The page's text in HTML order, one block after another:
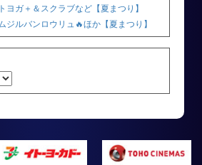
ヨガ＋＆スクラブなど【夏まつり】
ジルバンロウリュ🔥ほか【夏まつり】